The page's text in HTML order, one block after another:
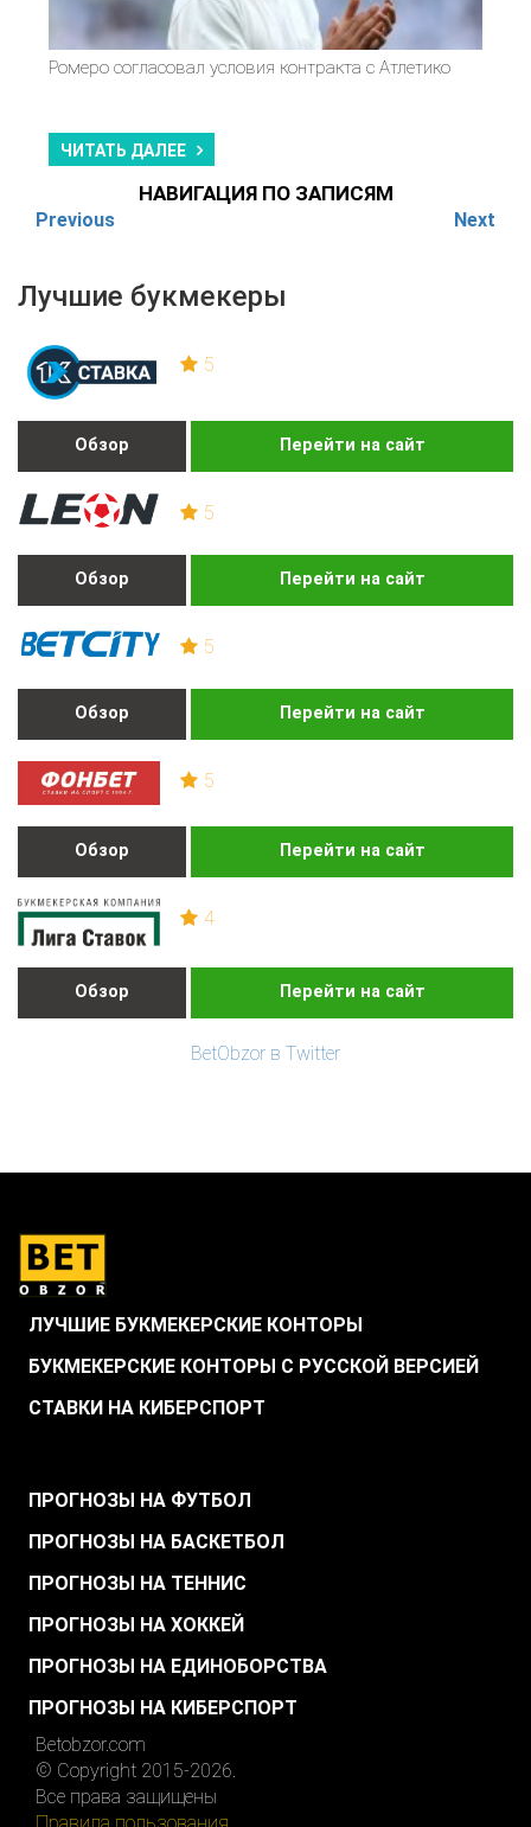
Лучшие букмекеры
5
Обзор Перейти на сайт
5
Обзор Перейти на сайт
5
Обзор Перейти на сайт
5
Обзор Перейти на сайт
4
Обзор Перейти на сайт
BetObzor в Twitter
Ромеро согласовал условия контракта с Атлетико
ЧИТАТЬ ДАЛЕЕ
НАВИГАЦИЯ ПО ЗАПИСЯМ
Previous Next
ЛУЧШИЕ БУКМЕКЕРСКИЕ КОНТОРЫ
БУКМЕКЕРСКИЕ КОНТОРЫ С РУССКОЙ ВЕРСИЕЙ
СТАВКИ НА КИБЕРСПОРТ
ПРОГНОЗЫ НА ФУТБОЛ
ПРОГНОЗЫ НА БАСКЕТБОЛ
ПРОГНОЗЫ НА ТЕННИС
ПРОГНОЗЫ НА ХОККЕЙ
ПРОГНОЗЫ НА ЕДИНОБОРСТВА
ПРОГНОЗЫ НА КИБЕРСПОРТ
Betobzor.com
© Copyright 2015-2026.
Все права защищены